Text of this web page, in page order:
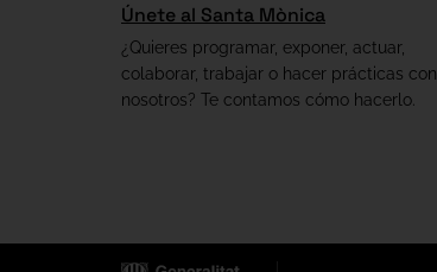
Únete al Santa Mònica
¿Quieres programar, exponer, actuar,
colaborar, trabajar o hacer prácticas con
nosotros? Te contamos cómo hacerlo.